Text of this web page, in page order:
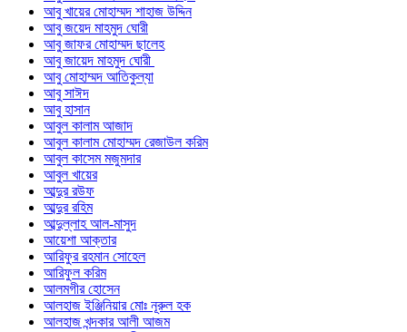
আবু খায়ের মোহাম্মদ শাহাজ উদ্দিন
আবু জয়েদ মাহমুদ ঘোরী
আবু জাফর মোহাম্মদ ছালেহ
আবু জায়েদ মাহমুদ ঘোরী
আবু মোহাম্মদ আতিকুল্যা
আবু সাঈদ
আবু হাসান
আবুল কালাম আজাদ
আবুল কালাম মোহাম্মদ রেজাউল করিম
আবুল কাসেম মজুমদার
আবুল খায়ের
আব্দুর রউফ
আব্দুর রহিম
আব্দুল্লাহ আল-মাসুদ
আয়েশা আক্তার
আরিফুর রহমান সোহেল
আরিফুল করিম
আলমগীর হোসেন
আলহাজ ইঞ্জিনিয়ার মোঃ নূরুল হক
আলহাজ খন্দকার আলী আজম